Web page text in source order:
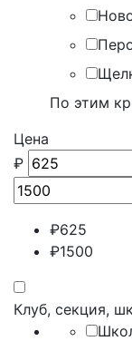
По этим
Цена
₽
₽625
₽1500
Клуб, секция,